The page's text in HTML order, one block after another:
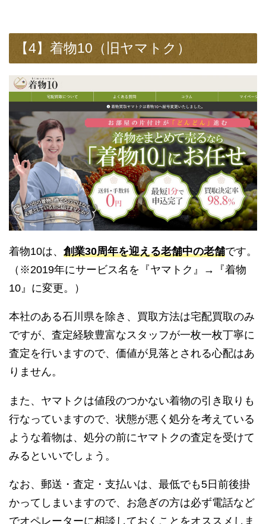
【4】着物10（旧ヤマトク）
着物10は、 創業30周年を迎える老舗中の老舗です。
（※2019年にサービス名を『ヤマトク』→『着物
10』に変更。）
本社のある石川県を除き、買取方法は宅配買取のみ
ですが、査定経験豊富なスタッフが一枚一枚丁寧に
査定を行いますので、価値が見落とされる心配はあ
りません。
また、ヤマトクは値段のつかない着物の引き取りも
行なっていますので、状態が悪く処分を考えている
ような着物は、処分の前にヤマトクの査定を受けて
みるといいでしょう。
なお、郵送・査定・支払いは、最低でも5日前後掛
かってしまいますので、お急ぎの方は必ず電話など
でオペレーターに相談しておくことをオススメしま